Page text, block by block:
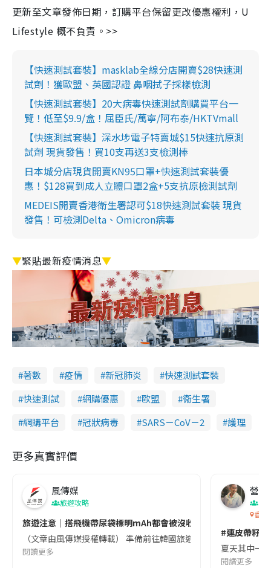
更新至文章發佈日期，訂購平台保留更改優惠權利，U
Lifestyle 概不負責。>>
【快速測試套裝】masklab全線分店開賣$28快速測
試劑！獲歐盟、英國認證 鼻咽拭子採樣檢測
【快速測試套裝】20大病毒快速測試劑購買平台一
覽！低至$9.9/盒！屈臣氏/萬寧/阿布泰/HKTVmall
【快速測試套裝】深水埗電子特賣城$15快速抗原測
試劑 現貨發售！買10支再送3支檢測棒
日本城分店現貨開賣KN95口罩+快速測試套裝優
惠！$128買到成人立體口罩2盒+5支抗原檢測試劑
MEDEIS開賣香港衛生署認可$18快速測試套裝 現貨
發售！可檢測Delta、Omicron病毒
▼緊貼最新疫情消息▼
著數 疫情 新冠肺炎
快速測試套裝
快速測試
網購優惠 歐盟
衞生署
網購平台
冠狀病毒 SARS－CoV－2 護理
更多真實評價
風傳媒
旅遊攻略
旅遊注意｜搭飛機帶尿袋標明mAh都會被沒收😱出發前切記檢查
（文章由風傳媒授權轉載） 準備前往韓國旅遊的民眾，近期要
閱讀更多
營養
香港
#連皮帶籽
夏天其中一
閱讀更多